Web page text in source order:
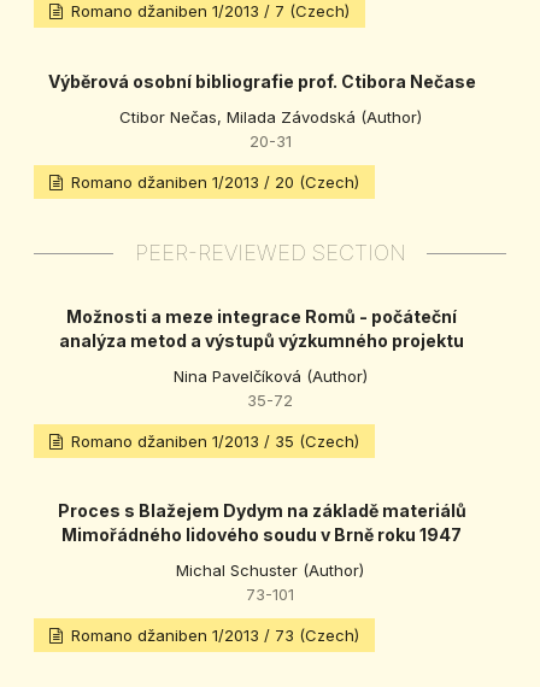
Romano džaniben 1/2013 / 7 (Czech)
Výběrová osobní bibliografie prof. Ctibora Nečase
Ctibor Nečas, Milada Závodská (Author)
20-31
Romano džaniben 1/2013 / 20 (Czech)
PEER-REVIEWED SECTION
Možnosti a meze integrace Romů - počáteční
analýza metod a výstupů výzkumného projektu
Nina Pavelčíková (Author)
35-72
Romano džaniben 1/2013 / 35 (Czech)
Proces s Blažejem Dydym na základě materiálů
Mimořádného lidového soudu v Brně roku 1947
Michal Schuster (Author)
73-101
Romano džaniben 1/2013 / 73 (Czech)